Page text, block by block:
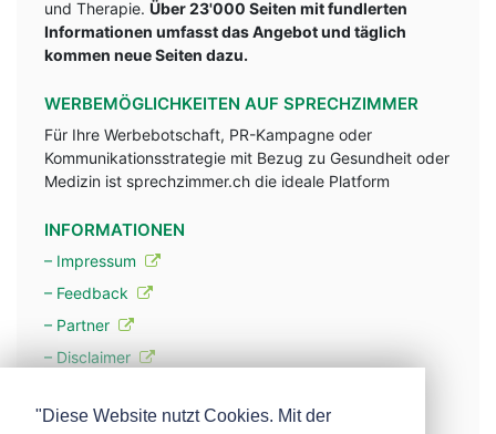
und Therapie. Über 23'000 Seiten mit fundlerten
Informationen umfasst das Angebot und täglich
kommen neue Seiten dazu.
WERBEMÖGLICHKEITEN AUF SPRECHZIMMER
Für Ihre Werbebotschaft, PR-Kampagne oder
Kommunikationsstrategie mit Bezug zu Gesundheit oder
Medizin ist sprechzimmer.ch die ideale Platform
INFORMATIONEN
– Impressum
– Feedback
– Partner
– Disclaimer
"Diese Website nutzt Cookies. Mit der